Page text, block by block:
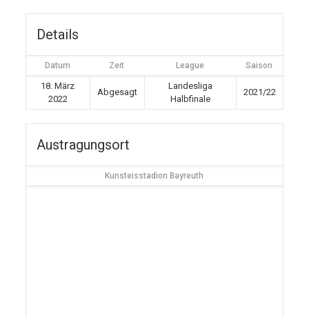
Details
Datum Zeit League Saison
18. März
2022
Abgesagt
Landesliga
Halbfinale
2021/22
Austragungsort
Kunsteisstadion Bayreuth